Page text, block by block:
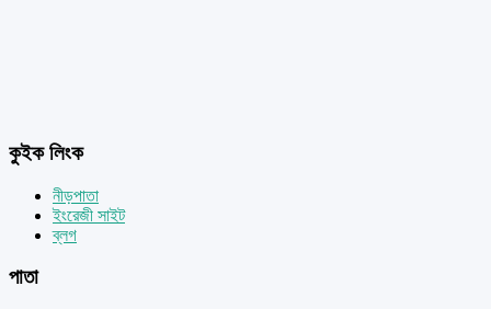
কুইক লিংক
নীড়পাতা
ইংরেজী সাইট
ব্লগ
পাতা